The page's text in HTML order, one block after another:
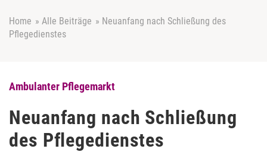
Home » Alle Beiträge » Neuanfang nach Schließung des
Pflegedienstes
Ambulanter Pflegemarkt
Neuanfang nach Schließung
des Pflegedienstes